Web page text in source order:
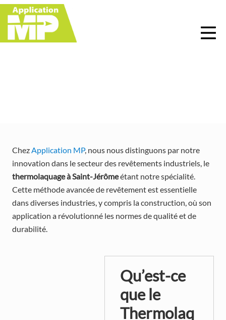
Menu
Skip
right
header
Skip
main
content
Skip
primary
sidebar
Skip
footer
ChezApplication MP, nous nous distinguons par notre
innovation dans le secteur des revêtements industriels, le
thermolaquage à Saint-Jérômeétant notre spécialité.
Cette méthode avancée de revêtement est essentielle
dans diverses industries, y compris la construction, où son
application a révolutionné les normes de qualité et de
durabilité.
Qu’est-ce
que le
Thermolaq